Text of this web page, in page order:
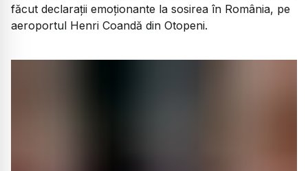
făcut declarații emoționante la sosirea în România, pe
aeroportul Henri Coandă din Otopeni.